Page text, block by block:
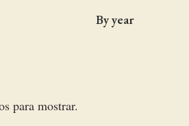
By year
para mostrar.